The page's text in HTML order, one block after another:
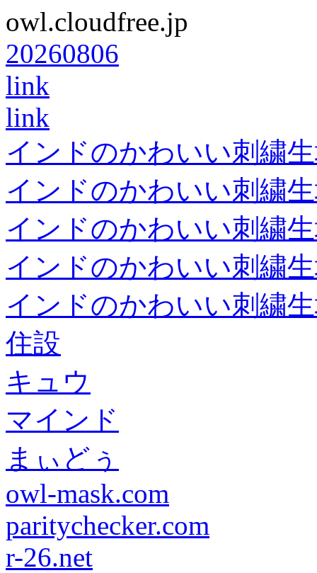
owl.cloudfree.jp
20260806
link
link
インドのかわいい刺繍
インドのかわいい刺繍
インドのかわいい刺繍
インドのかわいい刺繍
インドのかわいい刺繍
住設
キュウ
マインド
まぃどぅ
owl-mask.com
paritychecker.com
r-26.net